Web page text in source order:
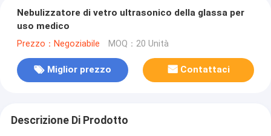
Nebulizzatore di vetro ultrasonico della glassa per
uso medico
Prezzo：Negoziabile MOQ：20 Unità
Miglior prezzo Contattaci
Descrizione Di Prodotto